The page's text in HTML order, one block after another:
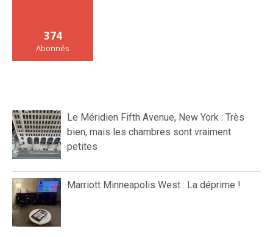
374
Abonnés
Le Méridien Fifth Avenue, New York : Très
bien, mais les chambres sont vraiment
petites
Marriott Minneapolis West : La déprime !